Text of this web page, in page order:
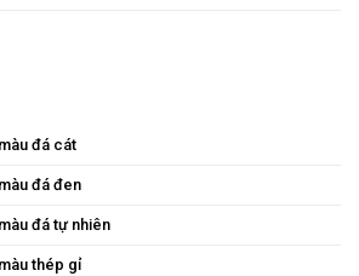
đá cát
đá đen
đá tự nhiên
thép gỉ